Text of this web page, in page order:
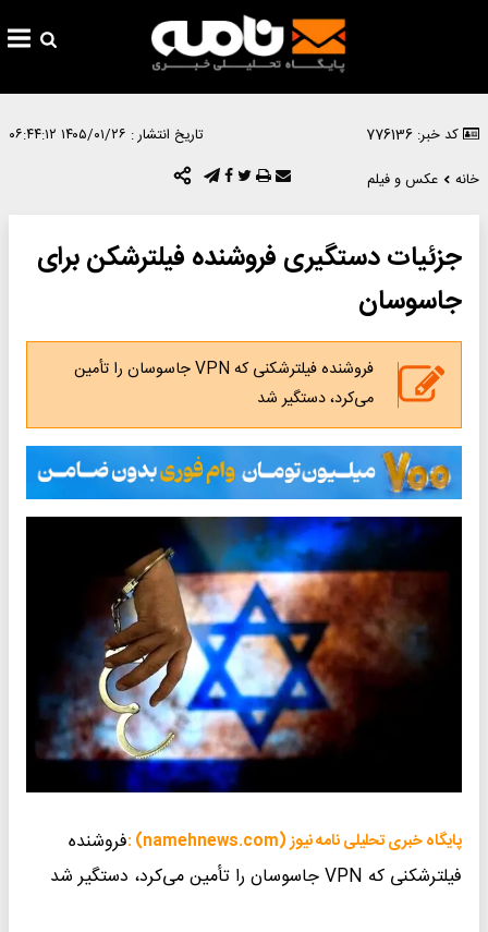
کد خبر: 776136 تاریخ انتشار : ۱۴۰۵/۰۱/۲۶ ۰۶:۴۴:۱۲
خانه
عکس و فیلم
جزئیات دستگیری فروشنده فیلترشکن برای
جاسوسان
فروشنده فیلترشکنی که VPN جاسوسان را تأمین
می‌کرد، دستگیر شد
پایگاه خبری تحلیلی نامه نیوز (namehnews.com) :
فروشنده
فیلترشکنی که VPN جاسوسان را تأمین می‌کرد، دستگیر شد